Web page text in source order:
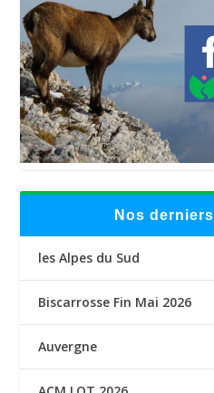
Nos
les Alpes du Sud
Biscarrosse Fin Mai 2026
Auvergne